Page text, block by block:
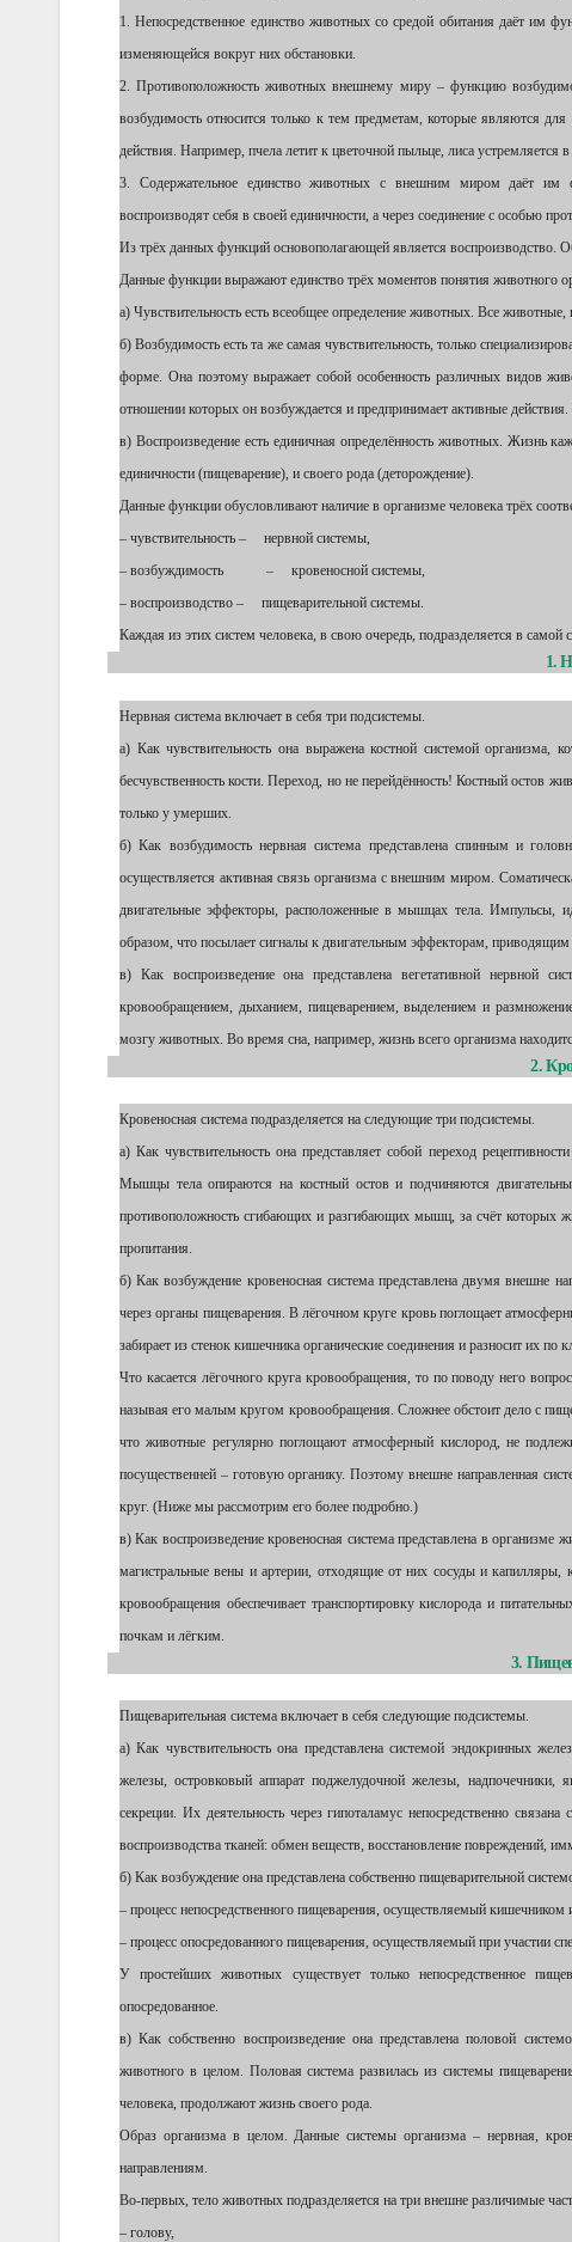
1. Непосредственное единство животных со средой обитания даёт им
изменяющейся вокруг них обстановки.
2. Противоположность животных внешнему миру – функцию
возбудимость относится только к тем предметам, которые являются
действия. Например, пчела летит к цветочной пыльце, лиса устремляется
3. Содержательное единство животных с внешним миром даёт им
воспроизводят себя в своей единичности, а через соединение с особью
Из трёх данных функций основополагающей является воспроизводство.
Данные функции выражают единство трёх моментов понятия животного
а) Чувствительность есть всеобщее определение животных. Все
б) Возбудимость есть та же самая чувствительность, только
форме. Она поэтому выражает собой особенность различных видов
отношении которых он возбуждается и предпринимает активные
в) Воспроизведение есть единичная определённость животных. Жизнь
единичности (пищеварение), и своего рода (деторождение).
Данные функции обусловливают наличие в организме человека трёх
– чувствительность – нервной системы,
– возбуждимость – кровеносной системы,
– воспроизводство – пищеварительной системы.
Каждая из этих систем человека, в свою очередь, подразделяется в
1.
Нервная система включает в себя три подсистемы.
а) Как чувствительность она выражена костной системой организма,
бесчувственность кости. Переход, но не перейдённость! Костный остов
только у умерших.
б) Как возбудимость нервная система представлена спинным и
осуществляется активная связь организма с внешним миром.
двигательные эффекторы, расположенные в мышцах тела. Импульсы,
образом, что посылает сигналы к двигательным эффекторам,
в) Как воспроизведение она представлена вегетативной нервной
кровообращением, дыханием, пищеварением, выделением и
мозгу животных. Во время сна, например, жизнь всего организма
2.
Кровеносная система подразделяется на следующие три подсистемы.
а) Как чувствительность она представляет собой переход
Мышцы тела опираются на костный остов и подчиняются
противоположность сгибающих и разгибающих мышц, за счёт которых
пропитания.
б) Как возбуждение кровеносная система представлена двумя внешне
через органы пищеварения. В лёгочном круге кровь поглощает
забирает из стенок кишечника органические соединения и разносит их
Что касается лёгочного круга кровообращения, то по поводу него
называя его малым кругом кровообращения. Сложнее обстоит дело с
что животные регулярно поглощают атмосферный кислород, не
посущественней – готовую органику. Поэтому внешне направленная
круг. (Ниже мы рассмотрим его более подробно.)
в) Как воспроизведение кровеносная система представлена в
магистральные вены и артерии, отходящие от них сосуды и
кровообращения обеспечивает транспортировку кислорода и
почкам и лёгким.
3.
Пищеварительная система включает в себя следующие подсистемы.
а) Как чувствительность она представлена системой эндокринных
железы, островковый аппарат поджелудочной железы,
секреции. Их деятельность через гипоталамус непосредственно
воспроизводства тканей: обмен веществ, восстановление повреждений,
б) Как возбуждение она представлена собственно пищеварительной
– процесс непосредственного пищеварения, осуществляемый кишечником
– процесс опосредованного пищеварения, осуществляемый при участии
У простейших животных существует только непосредственное
опосредованное.
в) Как собственно воспроизведение она представлена половой
животного в целом. Половая система развилась из системы
человека, продолжают жизнь своего рода.
Образ организма в целом. Данные системы организма – нервная,
направлениям.
Во-первых, тело животных подразделяется на три внешне различимые
– голову,